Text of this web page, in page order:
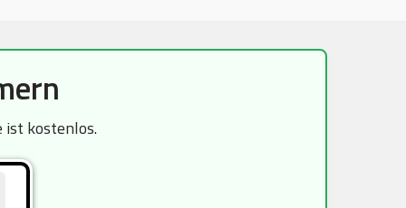
ist kostenlos.